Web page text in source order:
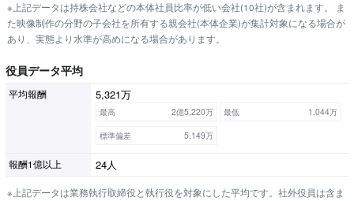
※上記データは持株会社などの本体社員比率が低い会社(10社)が含まれます。 ま
た映像制作の分野の子会社を所有する親会社(本体企業)が集計対象になる場合が
あり、実態より水準が高めになる場合があります。
役員データ平均
平均報酬 5,321万
最高 2億5,220万 最低
1,044万
標準偏差
5,149万
報酬1億以上 24人
※上記データは業務執行取締役と執行役を対象にした平均です。社外役員は含ま